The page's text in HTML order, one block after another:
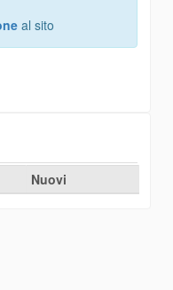
al sito
Nuovi